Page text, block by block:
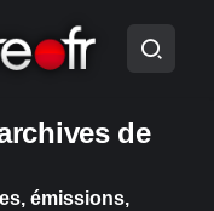
de
émissions,